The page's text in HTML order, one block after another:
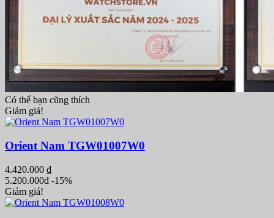
Có thể bạn cũng thích
Giảm giá!
Orient Nam TGW01007W0
4.420.000 ₫
5.200.000đ -15%
Giảm giá!